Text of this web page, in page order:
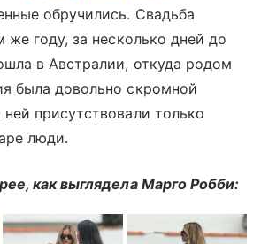
обручились. Свадьба
же году, за несколько дней до
в Австралии, откуда родом
была довольно скромной
присутствовали только
люди.
как выглядела Марго Робби: